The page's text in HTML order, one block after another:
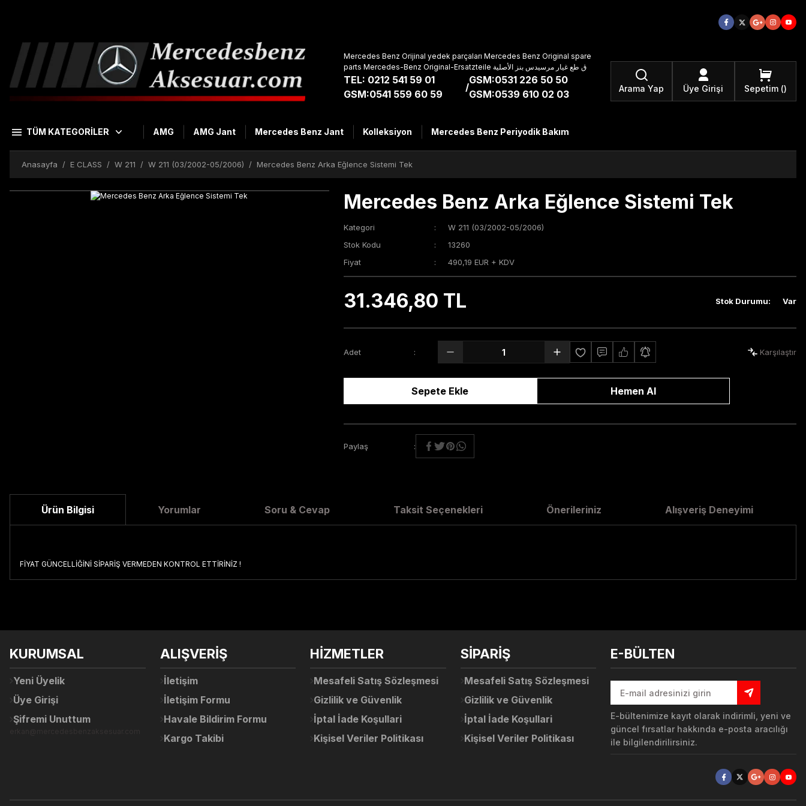
Mercedes Benz Orijinal yedek parçaları Mercedes Benz Original spare
parts Mercedes-Benz Original-Ersatzteile ق طع غيار مرسيدس بنز الأصلية
TEL: 0212 541 59 01
GSM:0541 559 60 59
/
GSM:0531 226 50 50
GSM:0539 610 02 03
Arama Yap Üye Girişi Sepetim
TÜM KATEGORİLER AMG AMG Jant Mercedes Benz Jant Kolleksiyon Mercedes Benz Periyodik Bakım
Anasayfa E CLASS W 211 W 211 (03/2002-05/2006) Mercedes Benz Arka Eğlence Sistemi Tek
Mercedes Benz Arka Eğlence Sistemi Tek
Kategori
W 211 (03/2002-05/2006)
Stok Kodu
13260
Fiyat
490,19 EUR + KDV
31.346,80 TL Stok Durumu: Var
Adet Karşılaştır
Sepete Ekle Hemen Al
Paylaş
Ürün Bilgisi Yorumlar Soru & Cevap Taksit Seçenekleri Önerileriniz Alışveriş Deneyimi
FİYAT GÜNCELLİĞİNİ SİPARİŞ VERMEDEN KONTROL ETTİRİNİZ !
Yorum Yaz
Ürün açıklamasında eksik bilgiler bulunuyor.
Bu ürüne benzer farklı alternatifler olmalı.
Deneyimini Paylaş
KURUMSAL
Yeni Üyelik
Üye Girişi
Şifremi Unuttum
ALIŞVERİŞ
İletişim
İletişim Formu
Havale Bildirim Formu
Kargo Takibi
HİZMETLER
Mesafeli Satış Sözleşmesi
Gizlilik ve Güvenlik
İptal İade Koşullari
Kişisel Veriler Politikası
SİPARİŞ
Mesafeli Satış Sözleşmesi
Gizlilik ve Güvenlik
İptal İade Koşullari
Kişisel Veriler Politikası
E-BÜLTEN
E-bültenimize kayıt olarak indirimli, yeni ve
güncel fırsatlar hakkında e-posta aracılığı
ile bilgilendirilirsiniz.